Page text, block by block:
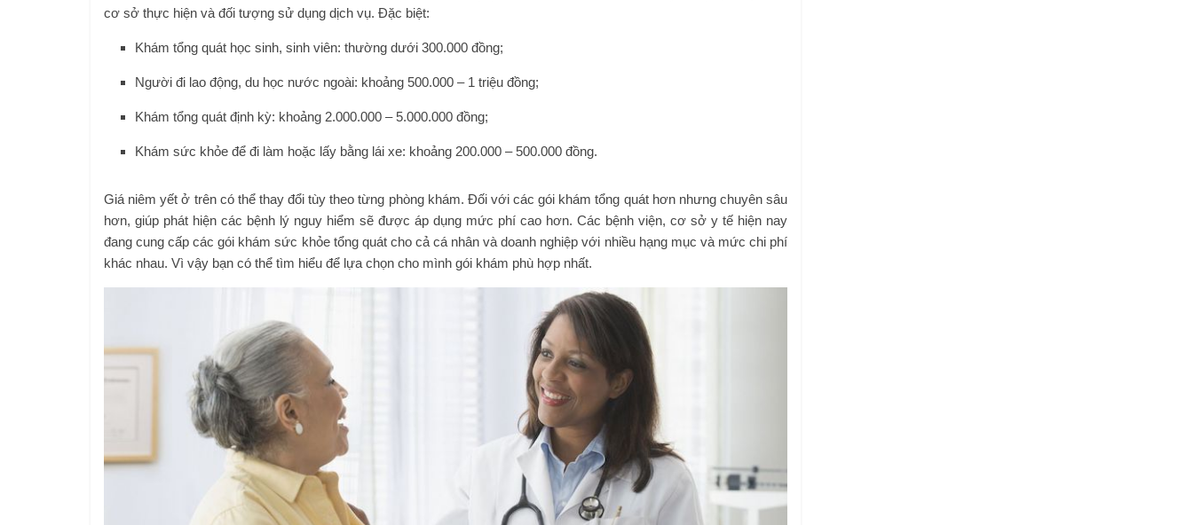
cơ sở thực hiện và đối tượng sử dụng dịch vụ. Đặc biệt:
Khám tổng quát học sinh, sinh viên: thường dưới 300.000 đồng;
Người đi lao động, du học nước ngoài: khoảng 500.000 – 1 triệu đồng;
Khám tổng quát định kỳ: khoảng 2.000.000 – 5.000.000 đồng;
Khám sức khỏe để đi làm hoặc lấy bằng lái xe: khoảng 200.000 – 500.000 đồng.
Giá niêm yết ở trên có thể thay đổi tùy theo từng phòng khám. Đối với các gói khám tổng quát hơn nhưng chuyên sâu
hơn, giúp phát hiện các bệnh lý nguy hiểm sẽ được áp dụng mức phí cao hơn. Các bệnh viện, cơ sở y tế hiện nay
đang cung cấp các gói khám sức khỏe tổng quát cho cả cá nhân và doanh nghiệp với nhiều hạng mục và mức chi phí
khác nhau. Vì vậy bạn có thể tìm hiểu để lựa chọn cho mình gói khám phù hợp nhất.